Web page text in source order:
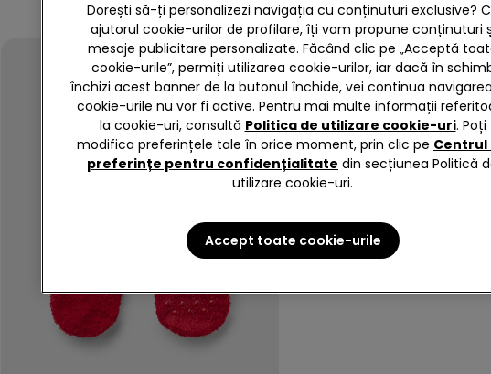
Dorești să-ți personalizezi navigația cu conținuturi exclusive?
ajutorul cookie-urilor de profilare, îți vom propune conținuturi
mesaje publicitare personalizate. Făcând clic pe „Acceptă
cookie-urile”, permiți utilizarea cookie-urilor, iar dacă în
închizi acest banner de la butonul închide, vei continua
cookie-urile nu vor fi active. Pentru mai multe informații
la cookie-uri, consultă Politica de utilizare cookie-uri. Poți
modifica preferințele tale în orice moment, prin clic pe Centrul
preferințe pentru confidențialitate din secțiunea Politică
utilizare cookie-uri.
Accept toate cookie-urile